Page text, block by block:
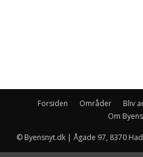
Forsiden Områder Bliv
Om
© Byensnyt.dk | Ågade 97, 8370